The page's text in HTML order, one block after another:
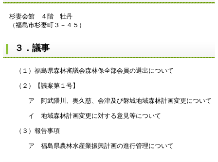
杉妻会館 ４階 牡丹
（福島市杉妻町３－４５）
３．議事
（１）福島県森林審議会森林保全部会員の選出について
（２）【議案第１号】
ア 阿武隈川、奥久慈、会津及び磐城地域森林計画変更について
イ 地域森林計画変更に対する意見等について
（３）報告事項
ア 福島県農林水産業振興計画の進行管理について